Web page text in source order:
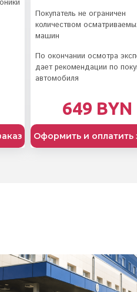
Покупатель не ограничен
количеством
машин
По окончании осмотра
дает рекомендации по
автомобиля
649 BYN
Оформить и оплатить